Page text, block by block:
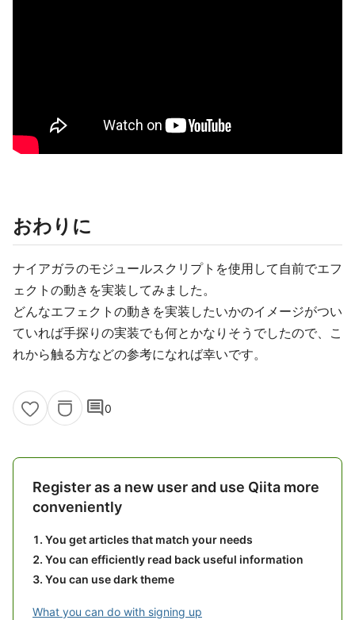
おわりに
ナイアガラのモジュールスクリプトを使用して自前でエフ
ェクトの動きを実装してみました。
どんなエフェクトの動きを実装したいかのイメージがつい
ていれば手探りの実装でも何とかなりそうでしたので、こ
れから触る方などの参考になれば幸いです。
comment0
Register as a new user and use Qiita more
conveniently
You get articles that match your needs
You can efficiently read back useful information
You can use dark theme
What you can do with signing up